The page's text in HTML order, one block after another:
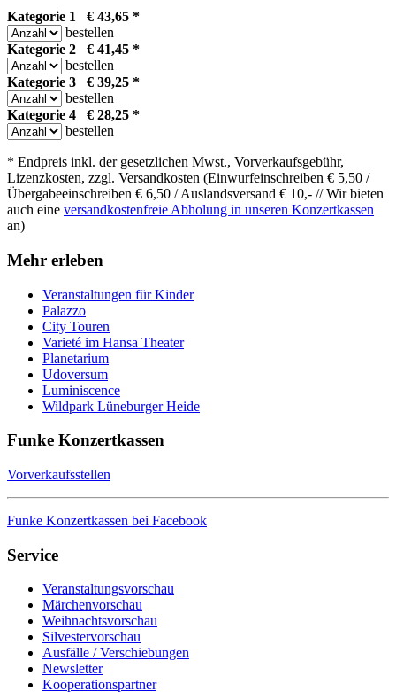
Kategorie 1 € 43,65 *
bestellen
Kategorie 2 € 41,45 *
bestellen
Kategorie 3 € 39,25 *
bestellen
Kategorie 4 € 28,25 *
bestellen
* Endpreis inkl. der gesetzlichen Mwst., Vorverkaufsgebühr,
Lizenzkosten, zzgl. Versandkosten (Einwurfeinschreiben € 5,50 /
Übergabeeinschreiben € 6,50 / Auslandsversand € 10,- // Wir bieten
auch eine versandkostenfreie Abholung in unseren Konzertkassen
an)
Mehr erleben
Veranstaltungen für Kinder
Palazzo
City Touren
Varieté im Hansa Theater
Planetarium
Udoversum
Luminiscence
Wildpark Lüneburger Heide
Funke Konzertkassen
Vorverkaufsstellen
Funke Konzertkassen bei Facebook
Service
Veranstaltungsvorschau
Märchenvorschau
Weihnachtsvorschau
Silvestervorschau
Ausfälle / Verschiebungen
Newsletter
Kooperationspartner